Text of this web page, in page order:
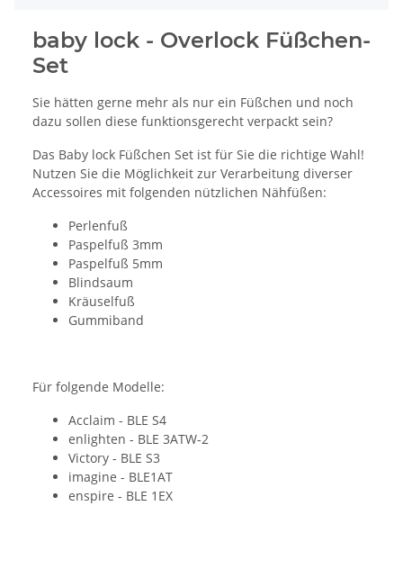
baby lock - Overlock Füßchen-
Set
Sie hätten gerne mehr als nur ein Füßchen und noch
dazu sollen diese funktionsgerecht verpackt sein?
Das Baby lock Füßchen Set ist für Sie die richtige Wahl!
Nutzen Sie die Möglichkeit zur Verarbeitung diverser
Accessoires mit folgenden nützlichen Nähfüßen:
Perlenfuß
Paspelfuß 3mm
Paspelfuß 5mm
Blindsaum
Kräuselfuß
Gummiband
Für folgende Modelle:
Acclaim - BLE S4
enlighten - BLE 3ATW-2
Victory - BLE S3
imagine - BLE1AT
enspire - BLE 1EX